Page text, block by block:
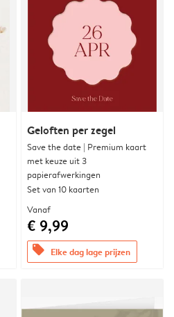
Geloften per zegel
Save the date | Premium kaart
met keuze uit 3
papierafwerkingen
Set van 10 kaarten
Vanaf
€ 9,99
offers Elke dag lage prijzen